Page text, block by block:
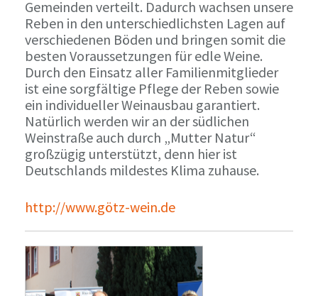
Gemeinden verteilt. Dadurch wachsen unsere
Reben in den unterschiedlichsten Lagen auf
verschiedenen Böden und bringen somit die
besten Voraussetzungen für edle Weine.
Durch den Einsatz aller Familienmitglieder
ist eine sorgfältige Pflege der Reben sowie
ein individueller Weinausbau garantiert.
Natürlich werden wir an der südlichen
Weinstraße auch durch „Mutter Natur“
großzügig unterstützt, denn hier ist
Deutschlands mildestes Klima zuhause.
http://www.götz-wein.de